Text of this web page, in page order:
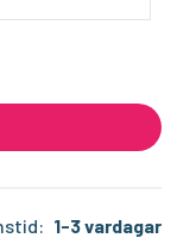
1-3 vardagar